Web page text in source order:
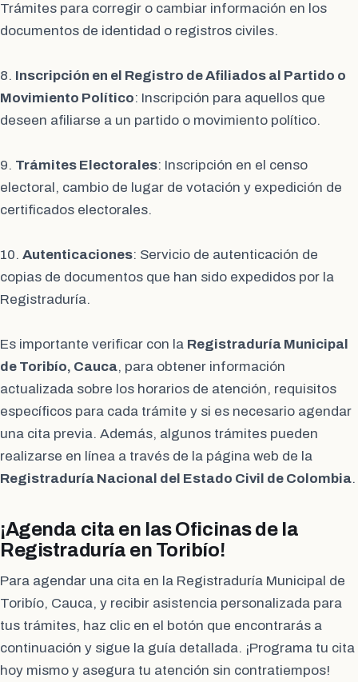
Trámites para corregir o cambiar información en los
documentos de identidad o registros civiles.
8. Inscripción en el Registro de Afiliados al Partido o
Movimiento Político: Inscripción para aquellos que
deseen afiliarse a un partido o movimiento político.
9. Trámites Electorales: Inscripción en el censo
electoral, cambio de lugar de votación y expedición de
certificados electorales.
10. Autenticaciones: Servicio de autenticación de
copias de documentos que han sido expedidos por la
Registraduría.
Es importante verificar con la Registraduría Municipal
de Toribío, Cauca, para obtener información
actualizada sobre los horarios de atención, requisitos
específicos para cada trámite y si es necesario agendar
una cita previa. Además, algunos trámites pueden
realizarse en línea a través de la página web de la
Registraduría Nacional del Estado Civil de Colombia.
¡Agenda cita en las Oficinas de la
Registraduría en Toribío!
Para agendar una cita en la Registraduría Municipal de
Toribío, Cauca, y recibir asistencia personalizada para
tus trámites, haz clic en el botón que encontrarás a
continuación y sigue la guía detallada. ¡Programa tu cita
hoy mismo y asegura tu atención sin contratiempos!